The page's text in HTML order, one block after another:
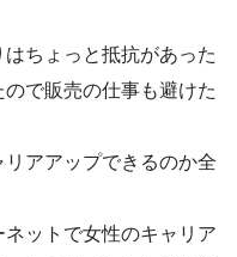
ちょっと抵抗があった
で販売の仕事も避けた
アアップできるのか全
ットで女性のキャリア